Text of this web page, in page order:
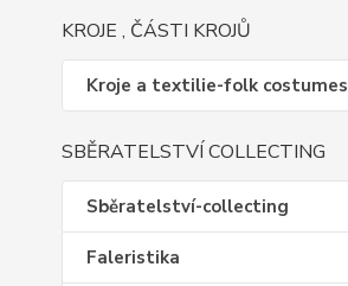
KROJE , ČÁSTI KROJŮ
Kroje a textilie-folk costumes
SBĚRATELSTVÍ COLLECTING
Sběratelství-collecting
Faleristika